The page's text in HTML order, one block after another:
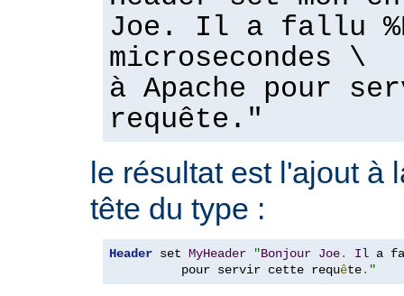
Joe. Il a fallu
microsecondes \
à Apache pour
requête."
le résultat est l'ajout à
tête du type :
Header set MyHeader "Bonjour Joe. Il a
          pour servir cette requ
ête. "